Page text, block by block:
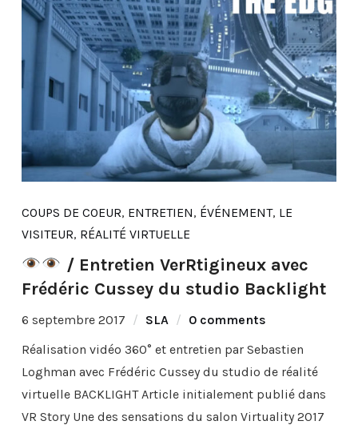
COUPS DE COEUR, ENTRETIEN, ÉVÉNEMENT, LE
VISITEUR, RÉALITÉ VIRTUELLE
/ Entretien VerRtigineux avec
Frédéric Cussey du studio Backlight
6 septembre 2017 SLA
0 comments
Réalisation vidéo 360° et entretien par Sebastien
Loghman avec Frédéric Cussey du studio de réalité
virtuelle BACKLIGHT Article initialement publié dans
VR Story Une des sensations du salon Virtuality 2017